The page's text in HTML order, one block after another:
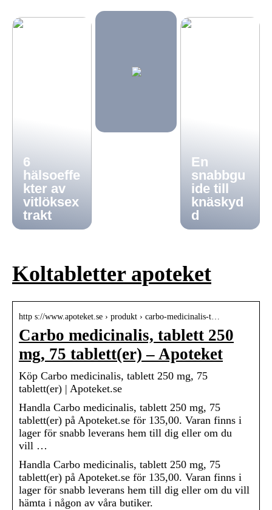
6
hälsoeffe
kter av
vitlöksex
trakt
En
snabbgu
ide till
knäskyd
d
Koltabletter apoteket
http s://www.apoteket.se › produkt › carbo-medicinalis-t…
Carbo medicinalis, tablett 250
mg, 75 tablett(er) – Apoteket
Köp Carbo medicinalis, tablett 250 mg, 75
tablett(er) | Apoteket.se
Handla Carbo medicinalis, tablett 250 mg, 75
tablett(er) på Apoteket.se för 135,00. Varan finns i
lager för snabb leverans hem till dig eller om du
vill …
Handla Carbo medicinalis, tablett 250 mg, 75
tablett(er) på Apoteket.se för 135,00. Varan finns i
lager för snabb leverans hem till dig eller om du vill
hämta i någon av våra butiker.